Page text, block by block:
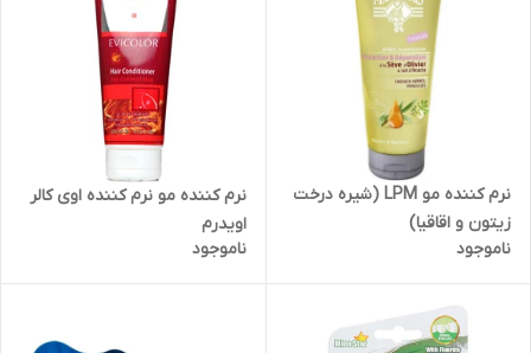
نرم کننده مو LPM (شیره درخت
زیتون و اقاقیا)
ناموجود
نرم کننده مو نرم کننده اوی کالر
اویدرم
ناموجود